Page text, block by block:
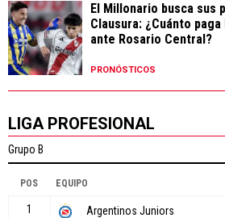
El Millonario busca sus
Clausura: ¿Cuánto
ante Rosario Central?
PRONÓSTICOS
LIGA PROFESIONAL